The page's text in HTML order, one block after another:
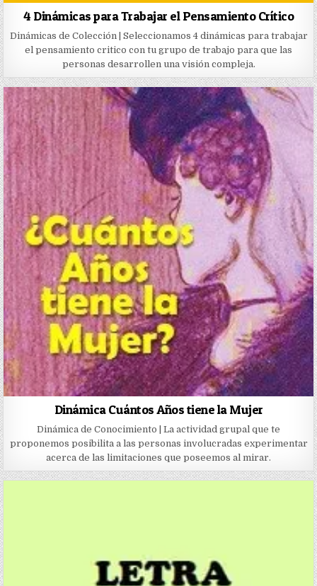
4 Dinámicas para Trabajar el Pensamiento Crítico
Dinámicas de Colección | Seleccionamos 4 dinámicas para trabajar
el pensamiento critico con tu grupo de trabajo para que las
personas desarrollen una visión compleja.
Dinámica Cuántos Años tiene la Mujer
Dinámica de Conocimiento | La actividad grupal que te
proponemos posibilita a las personas involucradas experimentar
acerca de las limitaciones que poseemos al mirar.